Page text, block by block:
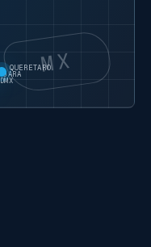
MX
QUERETARO